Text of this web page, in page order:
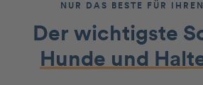
NUR DAS BESTE FÜR
Der wichtigste
Hunde und